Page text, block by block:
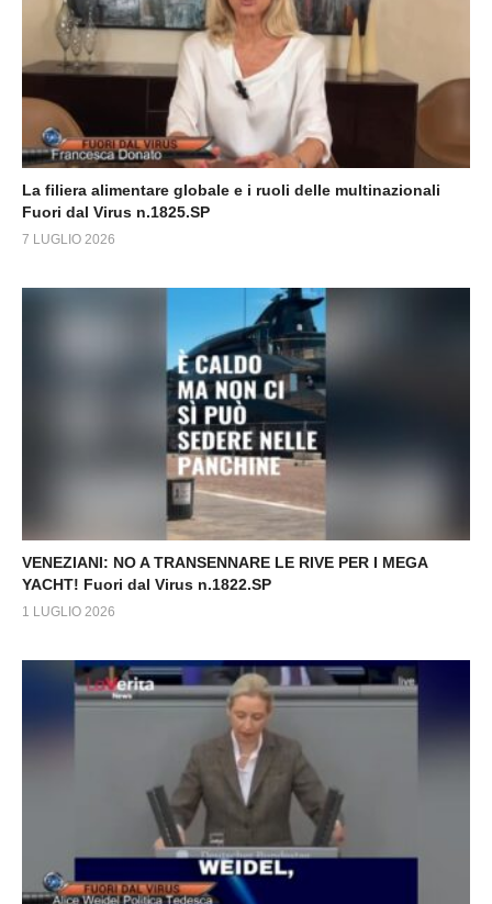
La filiera alimentare globale e i ruoli delle multinazionali
Fuori dal Virus n.1825.SP
7 LUGLIO 2026
VENEZIANI: NO A TRANSENNARE LE RIVE PER I MEGA
YACHT! Fuori dal Virus n.1822.SP
1 LUGLIO 2026